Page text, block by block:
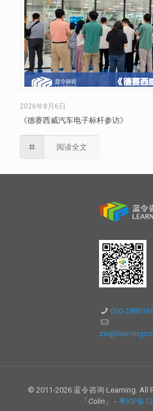
2026年8月6日
《德赛西威汽车电子标杆参访》
阅读全文
020-
© 2011-2026 蓝令咨询·Learning. All
「 Colin 」 - 粤ICP备